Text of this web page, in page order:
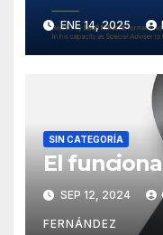
ENE 14, 2025
SIN CATEGORÍA
El
SEP 12, 2024
FERNÁNDEZ